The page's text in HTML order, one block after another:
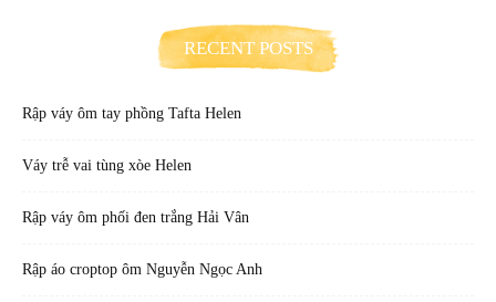
RECENT POSTS
Rập váy ôm tay phồng Tafta Helen
Váy trễ vai tùng xòe Helen
Rập váy ôm phối đen trắng Hải Vân
Rập áo croptop ôm Nguyễn Ngọc Anh